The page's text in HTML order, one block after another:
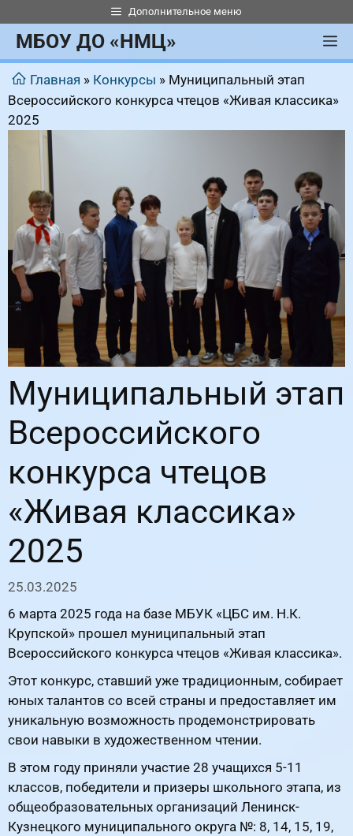
к
содержимому
Дополнительное меню
МБОУ ДО «НМЦ»
Главная » Конкурсы » Муниципальный этап
Всероссийского конкурса чтецов «Живая классика»
2025
Муниципальный этап
Всероссийского
конкурса чтецов
«Живая классика»
2025
25.03.2025
6 марта 2025 года на базе МБУК «ЦБС им. Н.К.
Крупской» прошел муниципальный этап
Всероссийского конкурса чтецов «Живая классика».
Этот конкурс, ставший уже традиционным, собирает
юных талантов со всей страны и предоставляет им
уникальную возможность продемонстрировать
свои навыки в художественном чтении.
В этом году приняли участие 28 учащихся 5-11
классов, победители и призеры школьного этапа, из
общеобразовательных организаций Ленинск-
Кузнецкого муниципального округа №: 8, 14, 15, 19,